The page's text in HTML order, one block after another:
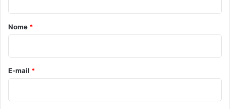
r
o
*
Nome *
E-mail *